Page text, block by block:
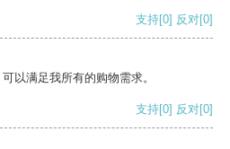
支持[0] 反对[0]
以满足我所有的购物需求。
支持[0] 反对[0]